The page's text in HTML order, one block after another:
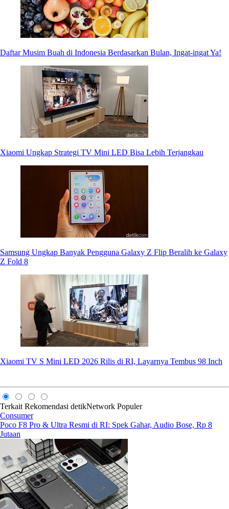
Daftar Musim Buah di Indonesia Berdasarkan Bulan, Ingat-ingat Ya!
Xiaomi Ungkap Strategi TV Mini LED Bisa Lebih Terjangkau
Samsung Ungkap Banyak Pengguna Galaxy Z Flip Beralih ke Galaxy
Z Fold 8
Xiaomi TV S Mini LED 2026 Rilis di RI, Layarnya Tembus 98 Inch
Terkait Rekomendasi detikNetwork Populer
Consumer
Poco F8 Pro & Ultra Resmi di RI: Spek Gahar, Audio Bose, Rp 8
Jutaan